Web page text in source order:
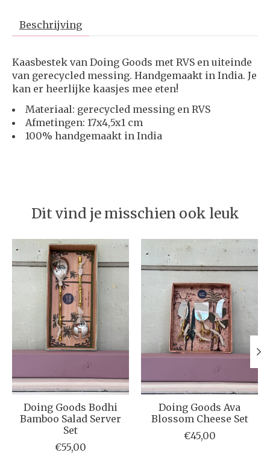
Beschrijving
Kaasbestek van Doing Goods met RVS en uiteinde
van gerecycled messing. Handgemaakt in India. Je
kan er heerlijke kaasjes mee eten!
Materiaal: gerecycled messing en RVS
Afmetingen: 17x4,5x1 cm
100% handgemaakt in India
Dit vind je misschien ook leuk
Items van productcarrousel
Doing Goods Bodhi
Bamboo Salad Server
Set
€55,00
Doing Goods Ava
Blossom Cheese Set
€45,00